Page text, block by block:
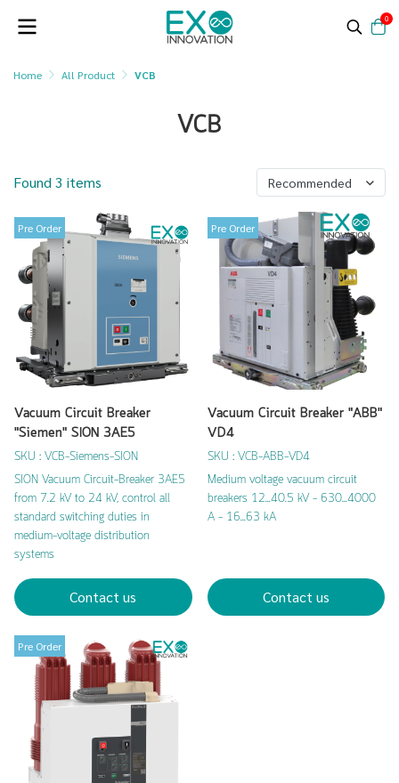
0
Home All Product VCB
VCB
Found 3 items Recommended
Pre Order
Vacuum Circuit Breaker
"Siemen" SION 3AE5
SKU : VCB-Siemens-SION
SION Vacuum Circuit-Breaker 3AE5
from 7.2 kV to 24 kV, control all
standard switching duties in
medium-voltage distribution
systems
Contact us
Pre Order
Vacuum Circuit Breaker "ABB"
VD4
SKU : VCB-ABB-VD4
Medium voltage vacuum circuit
breakers 12...40.5 kV - 630...4000
A - 16...63 kA
Contact us
Pre Order